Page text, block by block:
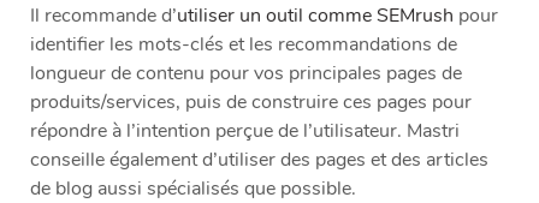
Il recommande d’utiliser un outil comme SEMrush pour
identifier les mots-clés et les recommandations de
longueur de contenu pour vos principales pages de
produits/services, puis de construire ces pages pour
répondre à l’intention perçue de l’utilisateur. Mastri
conseille également d’utiliser des pages et des articles
de blog aussi spécialisés que possible.